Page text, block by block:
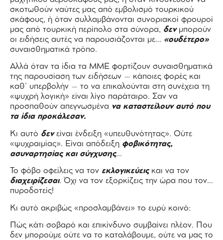
σκοτωθούν ναύτες μας από εμβολισμό τουρκικού
σκάφους, ή όταν συλλαμβάνονται συνοριακοί φρουροί
μας από τουρκική περίπολο στα σύνορα, δενμπορούν
οι ειδήσεις αυτές να παρουσιάζονται με… «ουδέτερο»
συναισθηματικά τρόπο.
Αλλά όταν τα ίδια τα ΜΜΕ φορτίζουν συναισθηματικά
της παρουσίαση των ειδήσεων – κάποιες φορές και
καθ’ υπερβολήν – το να επικαλούνται στη συνέχεια τη
«ψυχρή λογική» είναι λίγο παράταιρο. Σαν να
προσπαθούν απεγνωσμένα να καταστείλουν αυτό που
τα ίδια προκάλεσαν.
Κι αυτό δενείναι ένδειξη «υπευθυνότητας». Ούτε
«ψυχραιμίας». Είναι απόδειξη φοβικότητας,
ασυναρτησίας και σύγχυσης…
Το φόβο οφείλεις να τον εκλογικεύεις και να τον
διαχειρίζεσαι. Όχι να τον εξορκίζεις την ώρα που τον…
πυροδοτείς!
Κι αυτό ακριβώς «προσλαμβάνει» το ευρύ κοινό:
Πώς κάτι σοβαρό και επικίνδυνο συμβαίνει πλέον. Που
δεν μπορούμε ούτε να το καταλάβουμε, ούτε να μας το